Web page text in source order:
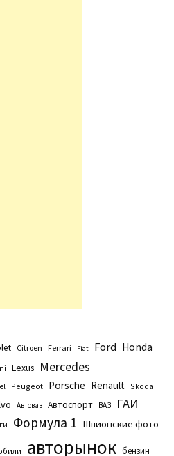
Citroen Ferrari Fiat Ford Honda
Lexus Mercedes
Peugeot Porsche Renault Skoda
Автоваз Автоспорт ВАЗ ГАИ
Формула 1 Шпионские фото
авторынок бензин